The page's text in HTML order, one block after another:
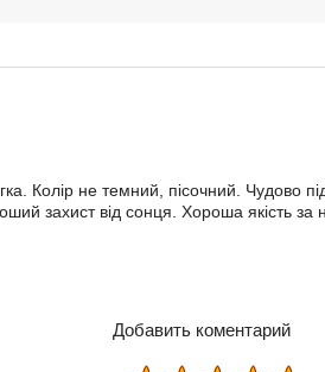
Колір не темний, пісочний. Чудово
захист від сонця. Хороша якість за
Добавить коментарий